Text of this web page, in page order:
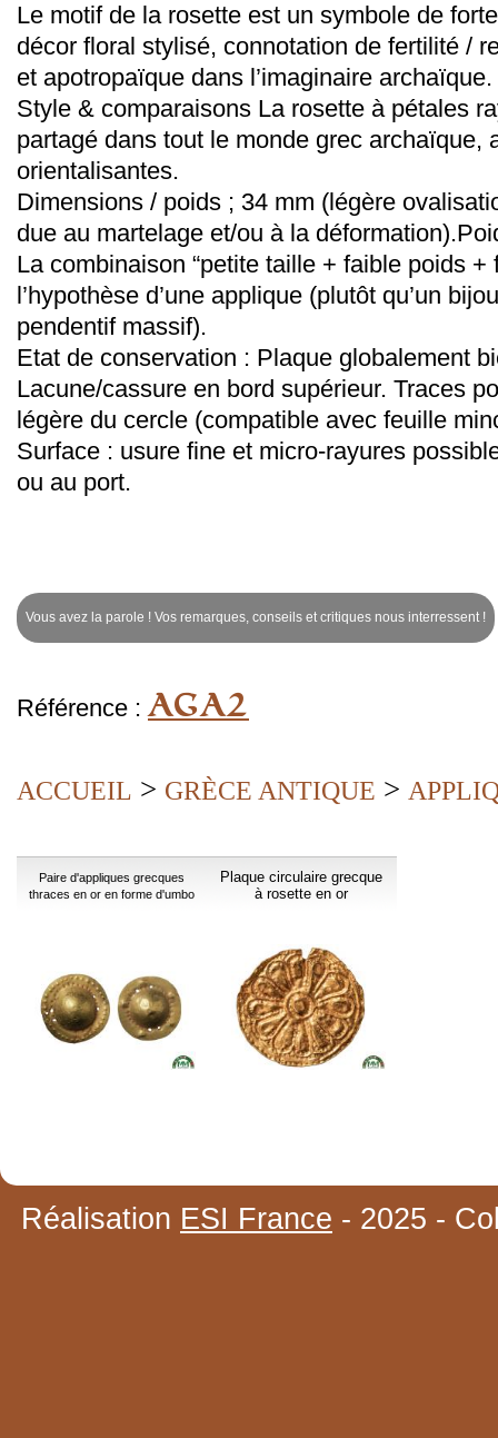
Le motif de la rosette est un symbole de
décor floral stylisé, connotation de fertilité /
et apotropaïque dans l’imaginaire archaïque.
Style & comparaisons La rosette à pétales
partagé dans tout le monde grec archaïque,
orientalisantes.
Dimensions / poids ; 34 mm (légère
due au martelage et/ou à la
La combinaison “petite taille + faible poids +
l’hypothèse d’une applique (plutôt qu’un
pendentif massif).
Etat de conservation : Plaque globalement
Lacune/cassure en bord supérieur. Traces
légère du cercle (compatible avec feuille
Surface : usure fine et micro-rayures
ou au port.
Vous avez la parole ! Vos remarques, conseils et critiques nous interressent !
Référence :AGA2
ACCUEIL > GRÈCE ANTIQUE >
Paire d'appliques grecques
thraces en or en forme d'umbo
Plaque circulaire grecque
à rosette en or
Réalisation ESI France - 2025 -